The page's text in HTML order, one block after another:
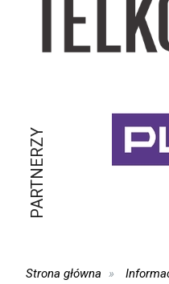
PARTNERZY
Strona główna